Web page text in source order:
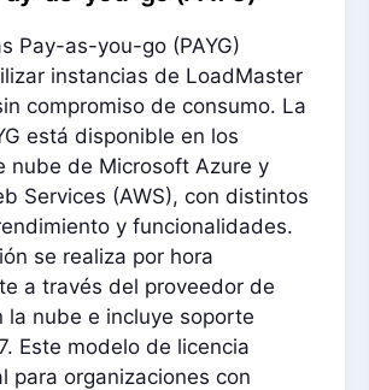
Pay-as-you-go (PAYG)
instancias de LoadMaster
compromiso de consumo. La
está disponible en los
nube de Microsoft Azure y
Services (AWS), con distintos
y funcionalidades.
se realiza por hora
a través del proveedor de
la nube e incluye soporte
Este modelo de licencia
para organizaciones con